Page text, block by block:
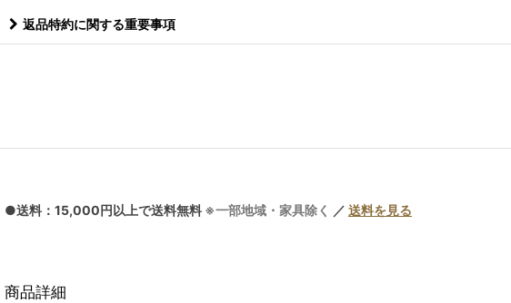
返品特約に関する重要事項
●送料：15,000円以上で送料無料 ※一部地域・家具除く ／ 送料を見る
商品詳細